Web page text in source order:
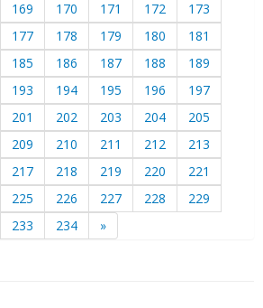
169 170 171 172
173
177 178 179 180
181
185 186 187 188
189
193 194 195 196
197
201 202 203 204
205
209 210 211 212
213
217 218 219 220
221
225 226 227 228
229
233 234 »